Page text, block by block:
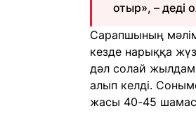
отыр», – деді
Сарапшының
кезде нарыққа
дәл солай жылдам
алып келді.
жасы 40-45